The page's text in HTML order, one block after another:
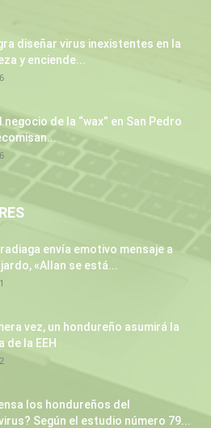
diseñar virus inexistentes en la
y enciende...
negocio de la “wax” en San Pedro
envía emotivo mensaje a
«Allan se está...
vez, un hondureño asumirá la
de la EEH
los hondureños del
Según el estudio número 79...